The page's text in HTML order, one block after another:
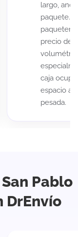
largo,
paquete.
precio de
caja
espacio
pesada.
Pablo
DrEnvío